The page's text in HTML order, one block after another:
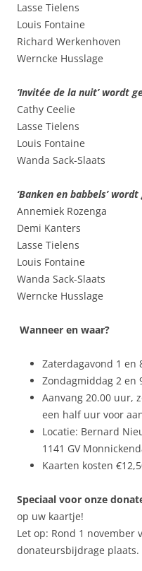
Lasse Tielens
Louis Fontaine
Richard Werkenhoven
Werncke Husslage
‘Invitée de la nuit’ wordt
Cathy Ceelie
Lasse Tielens
Louis Fontaine
Wanda Sack-Slaats
‘Banken en babbels’
Annemiek Rozenga
Demi Kanters
Lasse Tielens
Louis Fontaine
Wanda Sack-Slaats
Werncke Husslage
Wanneer en waar?
Zaterdagavond 1 en
Zondagmiddag 2 en
Aanvang 20.00 uur,
een half uur voor
Locatie: Bernard
1141 GV
Kaarten kosten
Speciaal voor onze
op uw kaartje!
Let op: Rond 1 november
donateursbijdrage plaats.